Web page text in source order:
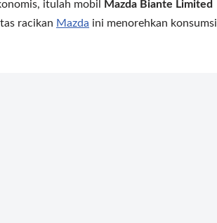
itulah mobil
Mazda Biante Limited
racikan Mazda ini menorehkan konsumsi